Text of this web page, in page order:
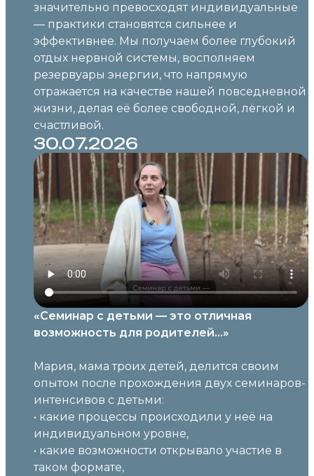
значительно превосходят индивидуальные
— практики становятся сильнее и
эффективнее. Мы получаем более глубокий
отдых нервной системы, восполняем
резервуары энергии, что напрямую
отражается на качестве нашей повседневной
жизни, делая её более свободной, лёгкой и
счастливой.
30.07.2026
«Семинар с детьми — это отличная
возможность для родителей…»
Мария, мама троих детей, делится своим
опытом после прохождения двух семинаров-
интенсивов с детьми:
• какие процессы происходили у неё на
индивидуальном уровне,
• какие возможности открывало участие в
таком формате,